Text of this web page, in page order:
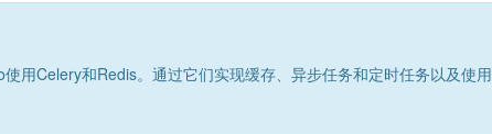
用Celery和Redis。通过它们实现缓存、异步任务和定时任务以及使用